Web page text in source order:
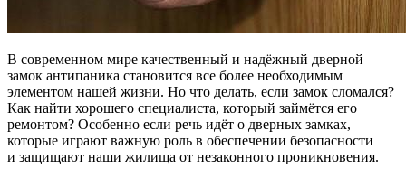
В современном мире качественный и надёжный дверной
замок антипаника становится все более необходимым
элементом нашей жизни. Но что делать, если замок сломался?
Как найти хорошего специалиста, который займётся его
ремонтом? Особенно если речь идёт о дверных замках,
которые играют важную роль в обеспечении безопасности
и защищают наши жилища от незаконного проникновения.